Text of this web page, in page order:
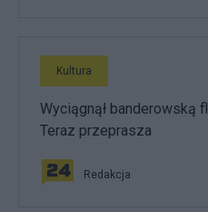
Kultura
Wyciągnął banderowską
Teraz przeprasza
Redakcja